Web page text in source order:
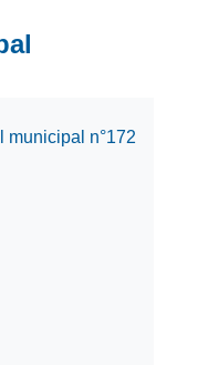
municipal n°172